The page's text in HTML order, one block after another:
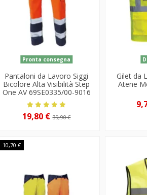
Pronta consegna
Pantaloni da Lavoro Siggi
Bicolore Alta Visibilità Step
One AV 69SE0335/00-9016
19,80 €39,90 €
Gilet da
Atene
-10,70 €